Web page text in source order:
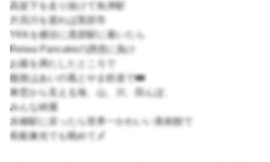
高架下を走り抜けて魚津駅
片貝川を渡れば黒部市
YKKを横目に黒部駅に着いたら
Reiwa Pancakeの誘惑に負け
お腹を満たしたところで
復路はあいの風とやま鉄道で🚃
車窓から見える海、山、川、田んぼ、
みんな綺麗
水橋駅に戻ったら世界一かわいい美術館で
長船兼光でも眺めて〆